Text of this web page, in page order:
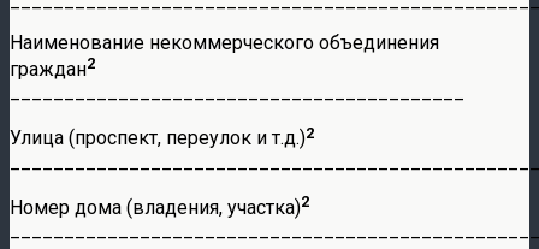
Наименование некоммерческого объединения
граждан2
Улица (проспект, переулок и т.д.)2
Номер дома (владения, участка)2